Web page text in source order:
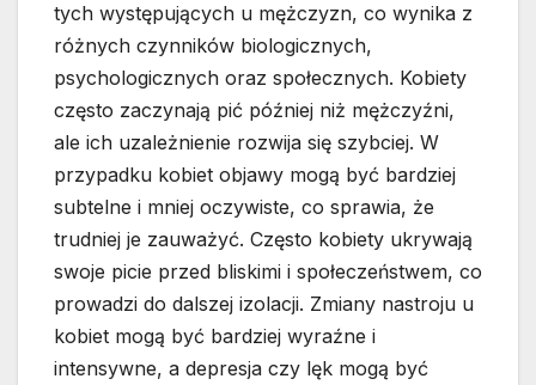
tych występujących u mężczyzn, co wynika z
różnych czynników biologicznych,
psychologicznych oraz społecznych. Kobiety
często zaczynają pić później niż mężczyźni,
ale ich uzależnienie rozwija się szybciej. W
przypadku kobiet objawy mogą być bardziej
subtelne i mniej oczywiste, co sprawia, że
trudniej je zauważyć. Często kobiety ukrywają
swoje picie przed bliskimi i społeczeństwem, co
prowadzi do dalszej izolacji. Zmiany nastroju u
kobiet mogą być bardziej wyraźne i
intensywne, a depresja czy lęk mogą być